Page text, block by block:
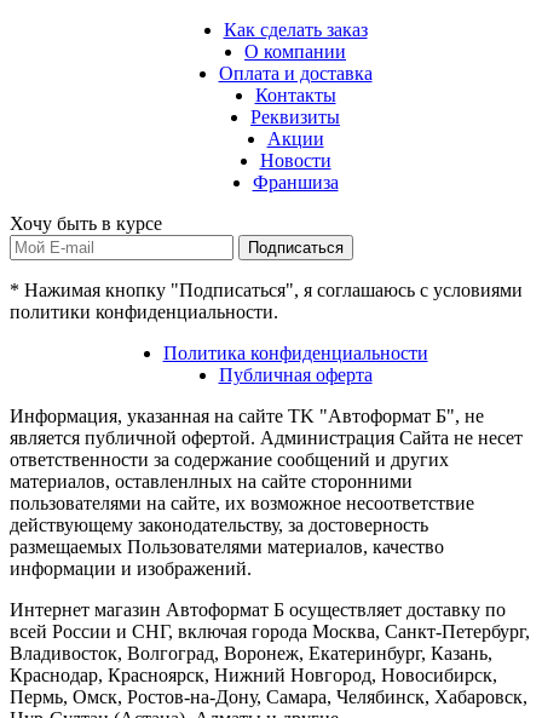
Как сделать заказ
О компании
Оплата и доставка
Контакты
Реквизиты
Акции
Новости
Франшиза
Хочу быть в курсе
Подписаться
* Нажимая кнопку "Подписаться", я соглашаюсь с условиями
политики конфиденциальности.
Политика конфиденциальности
Публичная оферта
Информация, указанная на сайте TK "Автоформат Б", не
является публичной офертой. Администрация Сайта не несет
ответственности за содержание сообщений и других
материалов, оставленлных на сайте сторонними
пользователями на сайте, их возможное несоответствие
действующему законодательству, за достоверность
размещаемых Пользователями материалов, качество
информации и изображений.
Интернет магазин Автоформат Б осуществляет доставку по
всей России и СНГ, включая города Москва, Санкт-Петербург,
Владивосток, Волгоград, Воронеж, Екатеринбург, Казань,
Краснодар, Красноярск, Нижний Новгород, Новосибирск,
Пермь, Омск, Ростов-на-Дону, Самара, Челябинск, Хабаровск,